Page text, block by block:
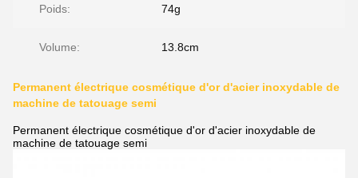
Poids: 74g
Volume: 13.8cm
Permanent électrique cosmétique d'or d'acier inoxydable de
machine de tatouage semi
Permanent électrique cosmétique d'or d'acier inoxydable de
machine de tatouage semi